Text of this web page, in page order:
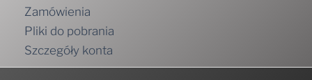
Zamówienia
Pliki do pobrania
Szczegóły konta